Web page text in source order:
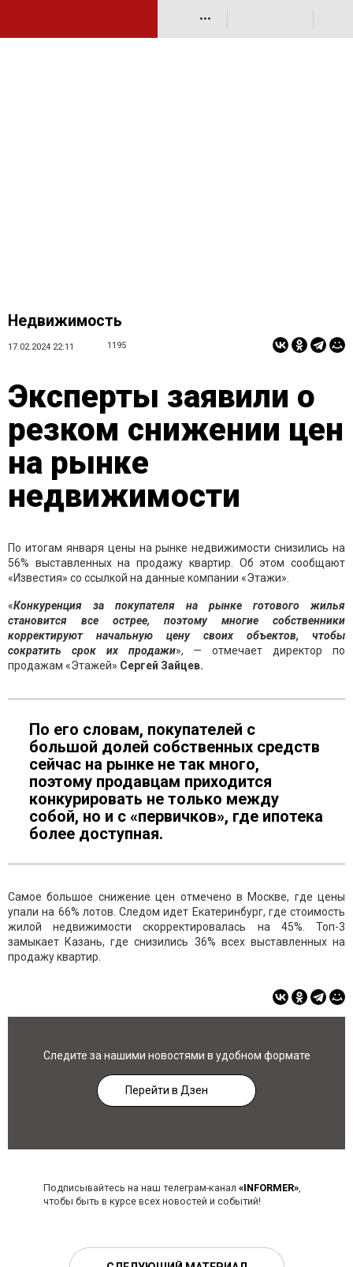
•••
Недвижимость
17.02.2024 22:11 1195
Эксперты заявили о
резком снижении цен
на рынке
недвижимости
По итогам января цены на рынке недвижимости снизились на
56% выставленных на продажу квартир. Об этом сообщают
«Известия» со ссылкой на данные компании «Этажи».
«Конкуренция за покупателя на рынке готового жилья
становится все острее, поэтому многие собственники
корректируют начальную цену своих объектов, чтобы
сократить срок их продажи», — отмечает директор по
продажам «Этажей» Сергей Зайцев.
По его словам, покупателей с
большой долей собственных средств
сейчас на рынке не так много,
поэтому продавцам приходится
конкурировать не только между
собой, но и с «первичков», где ипотека
более доступная.
Самое большое снижение цен отмечено в Москве, где цены
упали на 66% лотов. Следом идет Екатеринбург, где стоимость
жилой недвижимости скорректировалась на 45%. Топ-3
замыкает Казань, где снизились 36% всех выставленных на
продажу квартир.
Следите за нашими новостями в удобном формате
Перейти в Дзен
Подписывайтесь на наш телеграм-канал «INFORMER»,
чтобы быть в курсе всех новостей и событий!